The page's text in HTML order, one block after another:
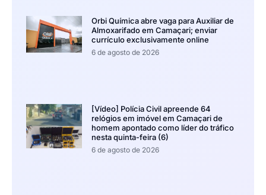
Orbi Química abre vaga para Auxiliar de
Almoxarifado em Camaçari; enviar
currículo exclusivamente online
6 de agosto de 2026
[Vídeo] Polícia Civil apreende 64
relógios em imóvel em Camaçari de
homem apontado como líder do tráfico
nesta quinta-feira (6)
6 de agosto de 2026